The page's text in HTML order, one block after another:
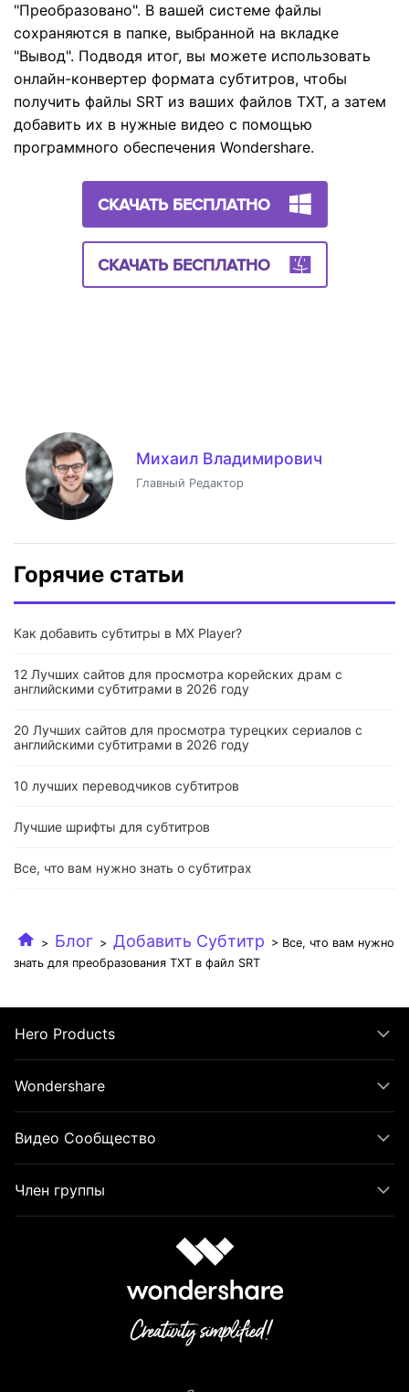
"Преобразовано". В вашей системе файлы
сохраняются в папке, выбранной на вкладке
"Вывод". Подводя итог, вы можете использовать
онлайн-конвертер формата субтитров, чтобы
получить файлы SRT из ваших файлов TXT, а затем
добавить их в нужные видео с помощью
программного обеспечения Wondershare.
СКАЧАТЬ БЕСПЛАТНО
СКАЧАТЬ БЕСПЛАТНО
Михаил Владимирович
Главный Редактор
Горячие статьи
Как добавить субтитры в MX Player?
12 Лучших сайтов для просмотра корейских драм с
английскими субтитрами в 2026 году
20 Лучших сайтов для просмотра турецких сериалов с
английскими субтитрами в 2026 году
10 лучших переводчиков субтитров
Лучшие шрифты для субтитров
Все, что вам нужно знать о субтитрах
> Блог > Добавить Субтитр > Все, что вам нужно
знать для преобразования TXT в файл SRT
Hero Products
Wondershare
Видео Сообщество
Член группы